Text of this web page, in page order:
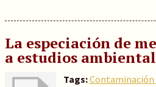
La especiación de
a estudios
Tags: